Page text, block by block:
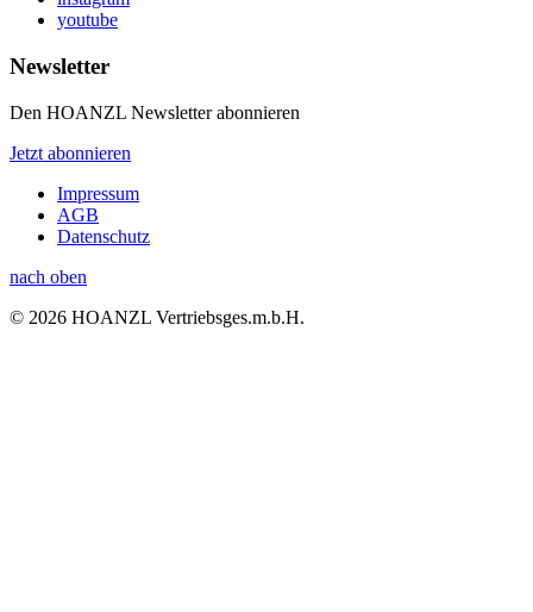
youtube
Newsletter
Den HOANZL Newsletter abonnieren
Jetzt abonnieren
Impressum
AGB
Datenschutz
nach oben
© 2026 HOANZL Vertriebsges.m.b.H.